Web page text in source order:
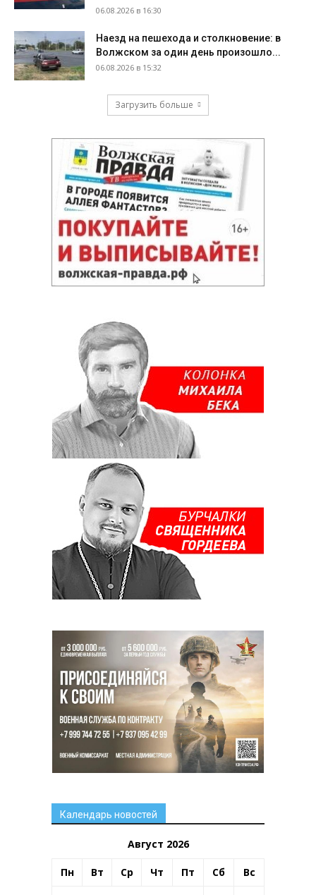
06.08.2026 в 16:30
Наезд на пешехода и столкновение: в
Волжском за один день произошло...
06.08.2026 в 15:32
Загрузить больше
Календарь новостей
Август 2026
Пн Вт Ср Чт Пт Сб Вс